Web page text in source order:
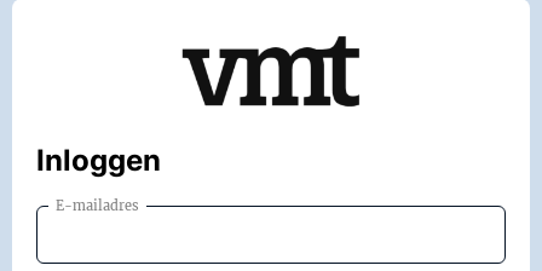
Inloggen
E-mailadres